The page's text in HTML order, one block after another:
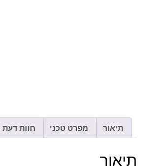
תיאור מפרט טכני חוות דעת
תיאור